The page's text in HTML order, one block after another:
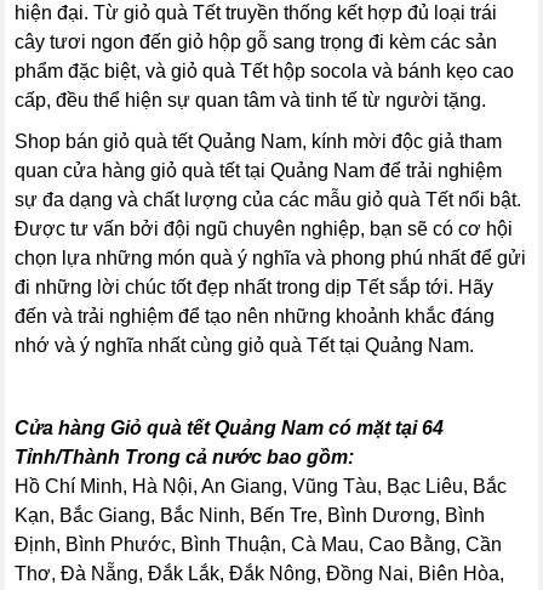
hiện đại. Từ giỏ quà Tết truyền thống kết hợp đủ loại trái
cây tươi ngon đến giỏ hộp gỗ sang trọng đi kèm các sản
phẩm đặc biệt, và giỏ quà Tết hộp socola và bánh kẹo cao
cấp, đều thể hiện sự quan tâm và tinh tế từ người tặng.
Shop bán giỏ quà tết Quảng Nam, kính mời độc giả tham
quan cửa hàng giỏ quà tết tại Quảng Nam để trải nghiệm
sự đa dạng và chất lượng của các mẫu giỏ quà Tết nổi bật.
Được tư vấn bởi đội ngũ chuyên nghiệp, bạn sẽ có cơ hội
chọn lựa những món quà ý nghĩa và phong phú nhất để gửi
đi những lời chúc tốt đẹp nhất trong dịp Tết sắp tới. Hãy
đến và trải nghiệm để tạo nên những khoảnh khắc đáng
nhớ và ý nghĩa nhất cùng giỏ quà Tết tại Quảng Nam.
Cửa hàng Giỏ quà tết Quảng Nam có mặt tại 64
Tỉnh/Thành Trong cả nước bao gồm:
Hồ Chí Minh, Hà Nội, An Giang, Vũng Tàu, Bạc Liêu, Bắc
Kạn, Bắc Giang, Bắc Ninh, Bến Tre, Bình Dương, Bình
Định, Bình Phước, Bình Thuận, Cà Mau, Cao Bằng, Cần
Thơ, Đà Nẵng, Đắk Lắk, Đắk Nông, Đồng Nai, Biên Hòa,